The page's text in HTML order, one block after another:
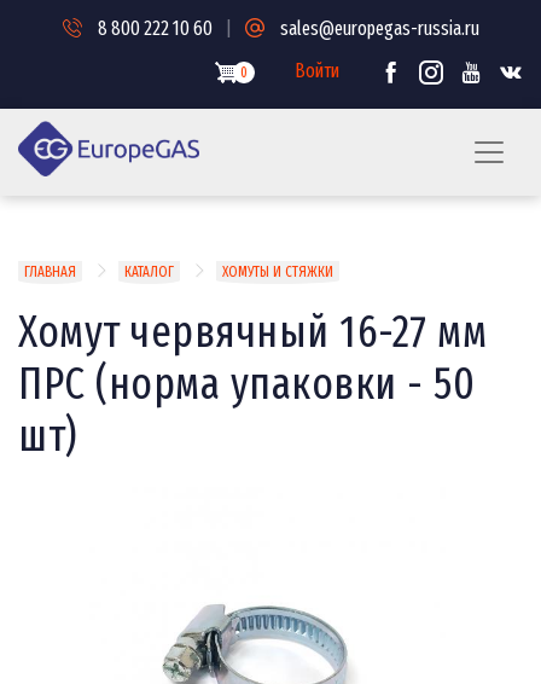
8 800 222 10 60 sales@europegas-russia.ru
0 Войти
Строка
навигации
ГЛАВНАЯ КАТАЛОГ ХОМУТЫ И СТЯЖКИ
Хомут червячный 16-27 мм
ПРС (норма упаковки - 50
шт)